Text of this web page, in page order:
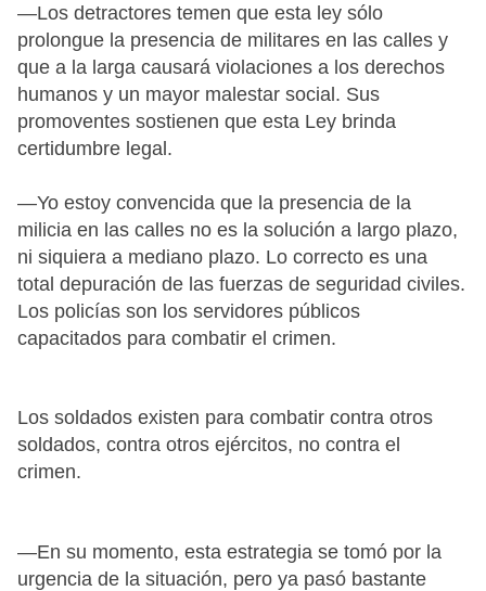
—Los detractores temen que esta ley sólo
prolongue la presencia de militares en las calles y
que a la larga causará violaciones a los derechos
humanos y un mayor malestar social. Sus
promoventes sostienen que esta Ley brinda
certidumbre legal.
—Yo estoy convencida que la presencia de la
milicia en las calles no es la solución a largo plazo,
ni siquiera a mediano plazo. Lo correcto es una
total depuración de las fuerzas de seguridad civiles.
Los policías son los servidores públicos
capacitados para combatir el crimen.
Los soldados existen para combatir contra otros
soldados, contra otros ejércitos, no contra el
crimen.
—En su momento, esta estrategia se tomó por la
urgencia de la situación, pero ya pasó bastante